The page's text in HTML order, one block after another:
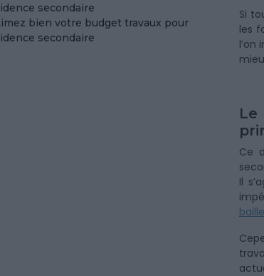
secondaire
bien votre budget travaux pour
secondaire
Si
les
l’on
Ce
Il